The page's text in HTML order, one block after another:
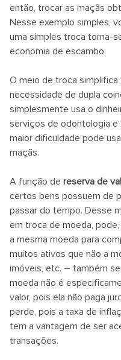
então, trocar as maçãs
Nesse exemplo simples,
uma simples troca torna-
economia de escambo.
O meio de troca
necessidade de dupla
simplesmente usa o
serviços de odontologia e
maior dificuldade pode
maçãs.
A função dereserva de
certos bens possuem de
passar do tempo. Desse
em troca de moeda,
a mesma moeda para
muitos ativos que não a
imóveis, etc. – também
moeda não é
valor, pois ela não paga
perde, pois a taxa de
tem a vantagem de ser
transações.